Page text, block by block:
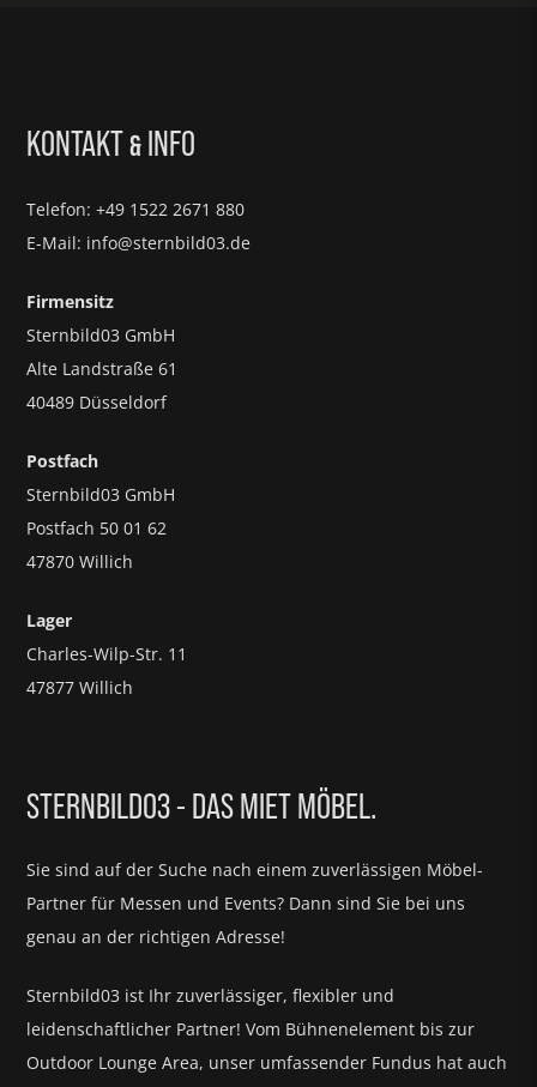
KONTAKT& INFO
Telefon: +49 1522 2671 880
E-Mail: info@sternbild03.de
Firmensitz
Sternbild03 GmbH
Alte Landstraße 61
40489 Düsseldorf
Postfach
Sternbild03 GmbH
Postfach 50 01 62
47870 Willich
Lager
Charles-Wilp-Str. 11
47877 Willich
STERNBILD03 - DAS MIET MÖBEL.
Sie sind auf der Suche nach einem zuverlässigen Möbel-
Partner für Messen und Events? Dann sind Sie bei uns
genau an der richtigen Adresse!
Sternbild03 ist Ihr zuverlässiger, flexibler und
leidenschaftlicher Partner! Vom Bühnenelement bis zur
Outdoor Lounge Area, unser umfassender Fundus hat auch